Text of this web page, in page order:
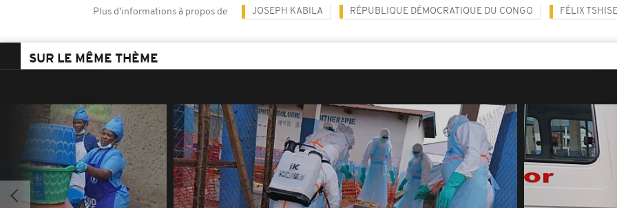
Plus d'informations à propos de JOSEPH KABILA RÉPUBLIQUE DÉMOCRATIQUE DU CONGO FÉLIX
SUR LE MÊME THÈME